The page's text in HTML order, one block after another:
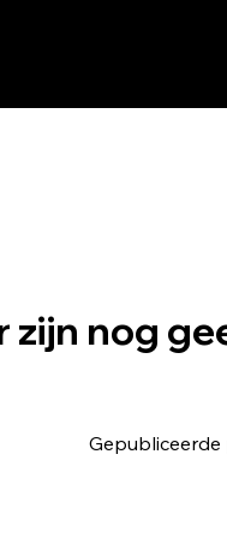
zijn nog